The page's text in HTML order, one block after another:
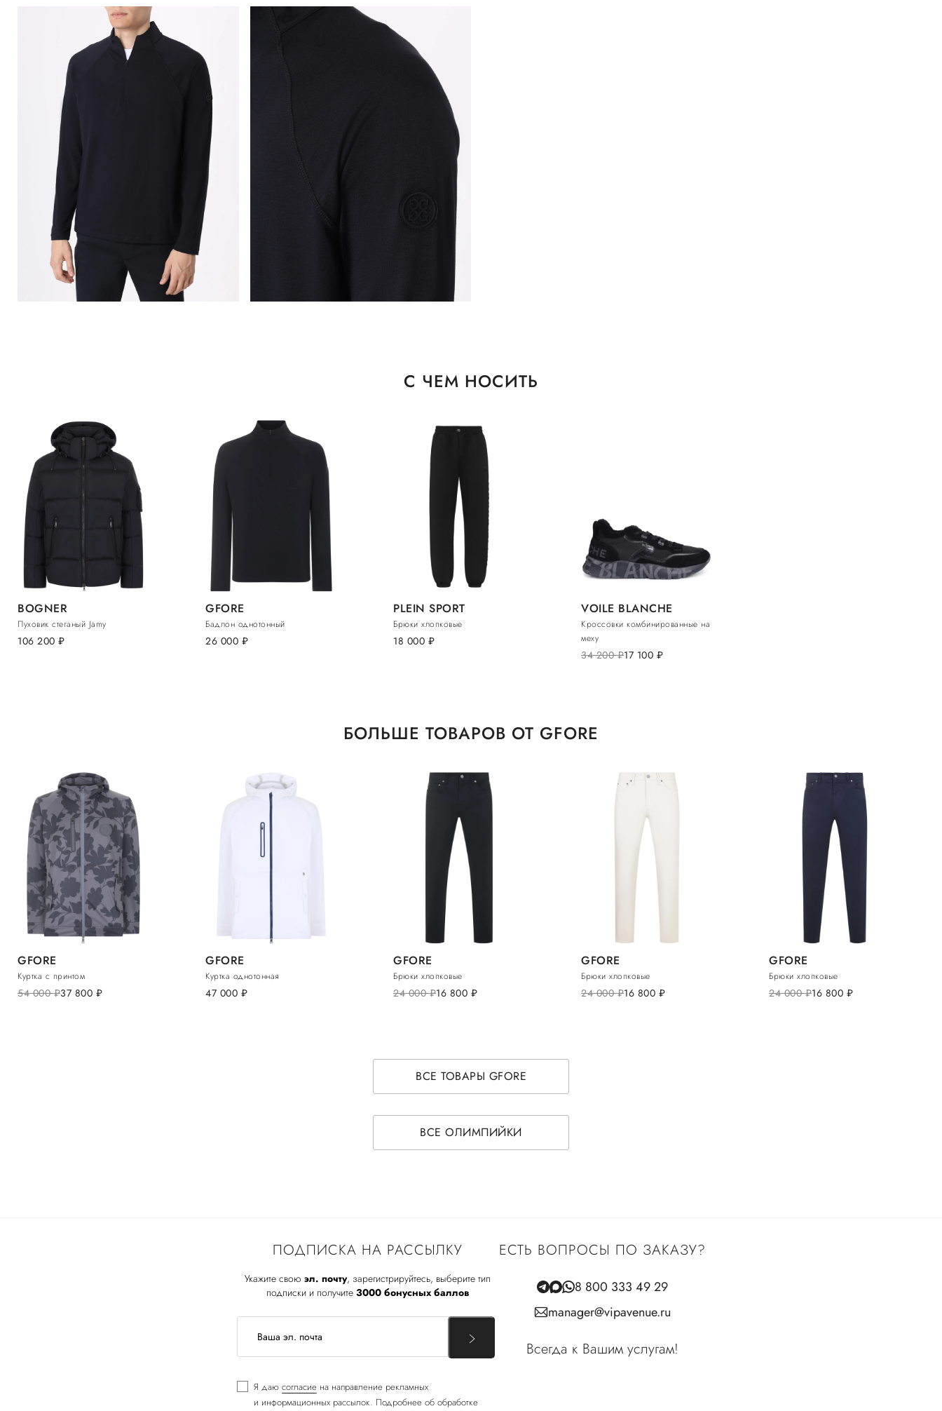
С ЧЕМ НОСИТЬ
BOGNER
Пуховик стеганый Jamy
106 200 руб.
GFORE
Бадлон однотонный
26 000 руб.
PLEIN SPORT
Брюки хлопковые
18 000 руб.
VOILE BLANCHE
Кроссовки комбинированные на
меху
34 200руб.17 100 руб.
БОЛЬШЕ ТОВАРОВ ОТ GFORE
GFORE
Куртка с принтом
54 000руб.37 800 руб.
GFORE
Куртка однотонная
47 000 руб.
GFORE
Брюки хлопковые
24 000руб.16 800 руб.
GFORE
Брюки хлопковые
24 000руб.16 800 руб.
GFORE
Брюки хлопковые
24 000руб.16 800 руб.
ВСЕ ТОВАРЫ GFORE
ВСЕ ОЛИМПИЙКИ
ПОДПИСКА НА РАССЫЛКУ
Укажите свою эл. почту, зарегистрируйтесь, выберите тип
подписки и получите 3000 бонусных баллов
Я даю согласие на направление рекламных
и информационных рассылок. Подробнее об обработке
ЕСТЬ ВОПРОСЫ ПО ЗАКАЗУ?
8 800 333 49 29
manager@vipavenue.ru
Всегда к Вашим услугам!